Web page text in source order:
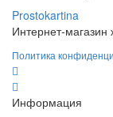
Prostokartina
Интернет-магазин
Политика
Информация